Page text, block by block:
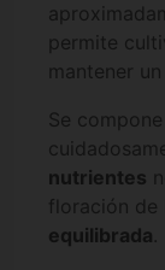
permite
mantener
Se
nutrientes
floración de
equilibrada.